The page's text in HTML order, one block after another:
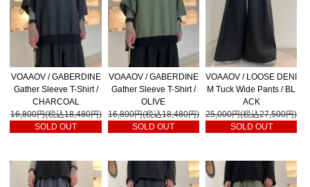
VOAAOV / GABERDINE
Gather Sleeve T-Shirt /
CHARCOAL
16,800円(税込18,480円)
SOLD OUT
VOAAOV / GABERDINE
Gather Sleeve T-Shirt /
OLIVE
16,800円(税込18,480円)
SOLD OUT
VOAAOV / LOOSE DENI
M Tuck Wide Pants / BL
ACK
25,000円(税込27,500円)
SOLD OUT